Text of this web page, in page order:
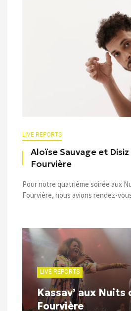
LIVE REPORTS
Aloïse Sauvage et
Fourvière
Pour notre quatrième soirée aux
Fourvière, nous avions rendez-
LIVE REPORTS
Kassav’ aux Nuits
Fourvière